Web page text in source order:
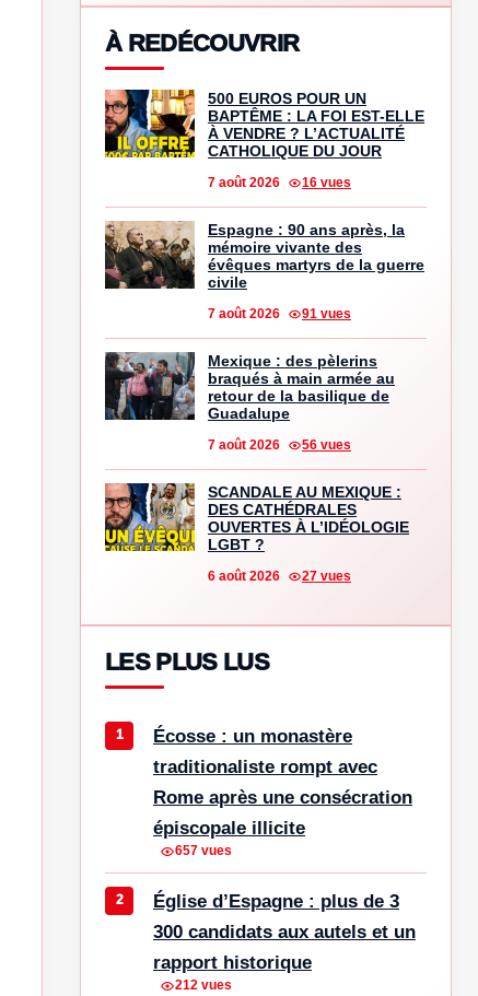
À REDÉCOUVRIR
500 EUROS POUR UN
BAPTÊME : LA FOI EST-ELLE
À VENDRE ? L’ACTUALITÉ
CATHOLIQUE DU JOUR
7 août 2026 16 vues
Espagne : 90 ans après, la
mémoire vivante des
évêques martyrs de la guerre
civile
7 août 2026 91 vues
Mexique : des pèlerins
braqués à main armée au
retour de la basilique de
Guadalupe
7 août 2026 56 vues
SCANDALE AU MEXIQUE :
DES CATHÉDRALES
OUVERTES À L’IDÉOLOGIE
LGBT ?
6 août 2026 27 vues
LES PLUS LUS
Écosse : un monastère
traditionaliste rompt avec
Rome après une consécration
épiscopale illicite
657 vues
Église d’Espagne : plus de 3
300 candidats aux autels et un
rapport historique
212 vues